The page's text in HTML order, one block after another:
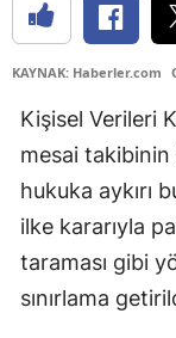
KAYNAK: Haberler.com
Kişisel Verileri
mesai takibinin
hukuka aykırı
ilke kararıyla
taraması gibi
sınırlama